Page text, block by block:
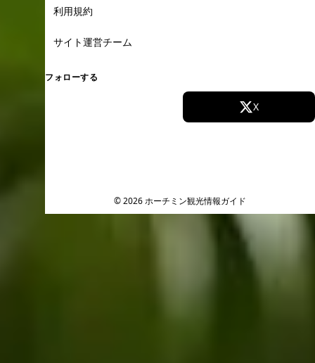
利用規約
サイト運営チーム
フォローする
X
© 2026 ホーチミン観光情報ガイド